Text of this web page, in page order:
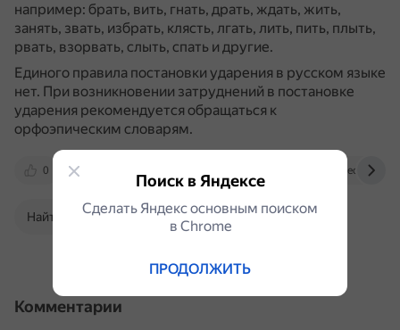
например: брать, вить, гнать, драть, ждать, жить,
занять, звать, избрать, клясть, лгать, лить, пить, плыть,
рвать, взорвать, слыть, спать и другие.
Единого правила постановки ударения в русском языке
нет. При возникновении затруднений в постановке
ударения рекомендуется обращаться к
орфоэпическим словарям.
0 videouroki.net
Найти в Поиске
Комментарии
Поиск в Яндексе
Сделать Яндекс основным поиском
в Сhrome
ПРОДОЛЖИТЬ